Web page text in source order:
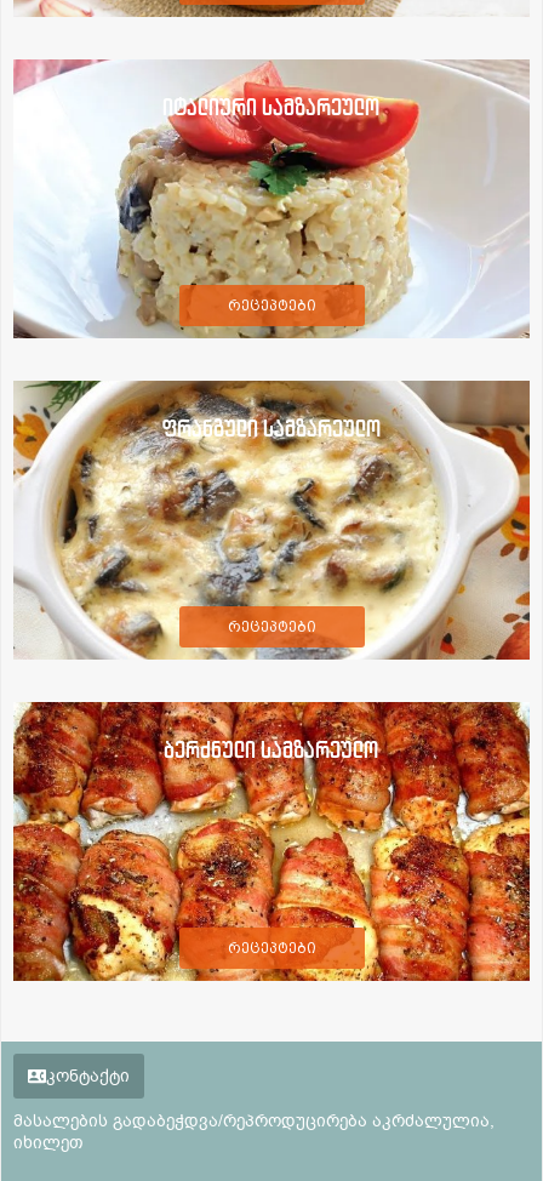
იტალიური სამზარეულო
რეცეპტები
ფრანგული სამზარეულო
რეცეპტები
ბერძნული სამზარეულო
რეცეპტები
კონტაქტი
მასალების გადაბეჭდვა/რეპროდუცირება აკრძალულია,
იხილეთ